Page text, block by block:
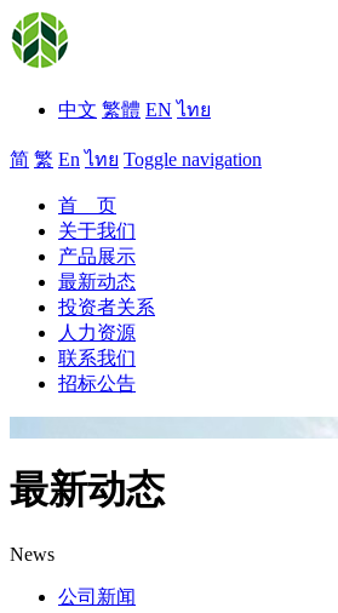
中文 繁體 EN ไทย
简 繁 En ไทย Toggle navigation
首 页
关于我们
产品展示
最新动态
投资者关系
人力资源
联系我们
招标公告
最新动态
News
公司新闻